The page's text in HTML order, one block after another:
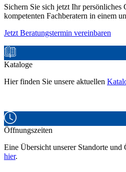
Sichern Sie sich jetzt Ihr persönliches
kompetenten Fachberatern in einem
Jetzt Beratungstermin vereinbaren
Kataloge
Hier finden Sie unsere aktuellen
Öffnungszeiten
Eine Übersicht unserer Standorte
hier.